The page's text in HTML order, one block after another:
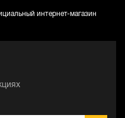
интернет-магазин